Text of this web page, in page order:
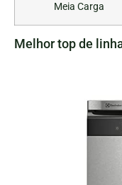
Meia Carga
Melhor top de